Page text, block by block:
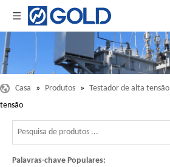
Casa » Produtos » Testador de alta tensão
tensão
Palavras-chave Populares: